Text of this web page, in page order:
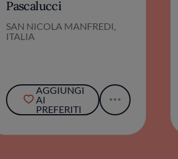
Pascalucci
SAN NICOLA MANFREDI,
ITALIA
AGGIUNGI
AI
PREFERITI